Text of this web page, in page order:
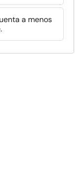
a menos